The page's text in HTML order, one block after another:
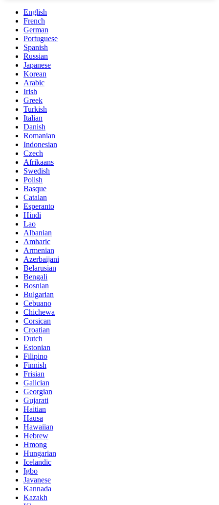
English
French
German
Portuguese
Spanish
Russian
Japanese
Korean
Arabic
Irish
Greek
Turkish
Italian
Danish
Romanian
Indonesian
Czech
Afrikaans
Swedish
Polish
Basque
Catalan
Esperanto
Hindi
Lao
Albanian
Amharic
Armenian
Azerbaijani
Belarusian
Bengali
Bosnian
Bulgarian
Cebuano
Chichewa
Corsican
Croatian
Dutch
Estonian
Filipino
Finnish
Frisian
Galician
Georgian
Gujarati
Haitian
Hausa
Hawaiian
Hebrew
Hmong
Hungarian
Icelandic
Igbo
Javanese
Kannada
Kazakh